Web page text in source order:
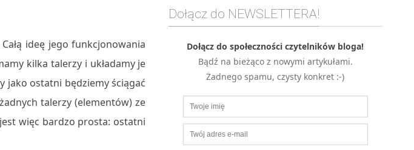
ideę jego funkcjonowania
kilka talerzy i układamy je
jako ostatni będziemy ściągać
talerzy (elementów) ze
więc bardzo prosta: ostatni
Dołącz do NEWSLETTERA!
Dołącz do społeczności czytelników bloga!
Bądź na bieżąco z nowymi artykułami.
Żadnego spamu, czysty konkret :-)